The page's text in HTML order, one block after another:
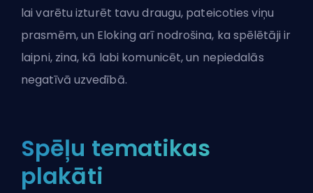
lai varētu izturēt tavu draugu, pateicoties viņu
prasmēm, un Eloking arī nodrošina, ka spēlētāji ir
laipni, zina, kā labi komunicēt, un nepiedalās
negatīvā uzvedībā.
Spēļu tematikas
plakāti